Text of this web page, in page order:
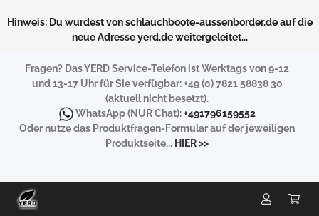
Hinweis: Du wurdest von schlauchboote-aussenborder.de auf die
neue Adresse yerd.de weitergeleitet...
Fragen? Das YERD Service-Telefon ist Werktags von 9-12
und 13-17 Uhr für Sie verfügbar:+49 (0) 7821 58838 30
(aktuell nicht besetzt).
WhatsApp(NUR Chat):+491796159552
Oder nutze das Produktfragen-Formular auf der jeweiligen
Produktseite... HIER>>